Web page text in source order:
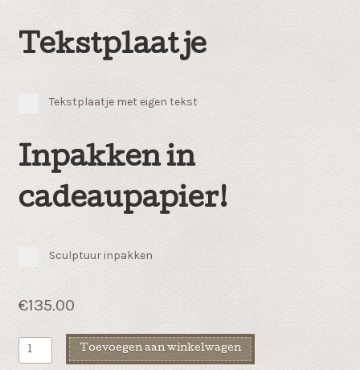
Tekstplaatje
Tekstplaatje met eigen tekst
Inpakken in
cadeaupapier!
Sculptuur inpakken
€135.00
Diploma
sculptuur
Toevoegen aan winkelwagen